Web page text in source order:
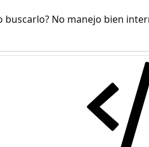
No manejo bien